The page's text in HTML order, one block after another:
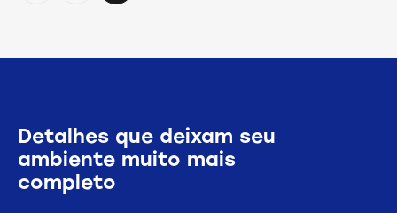
Detalhes que deixam seu
ambiente muito mais
completo